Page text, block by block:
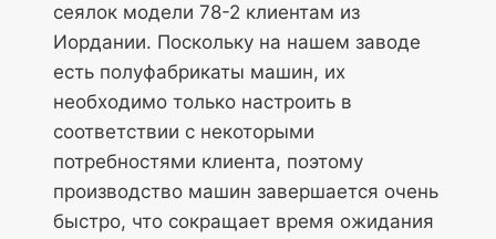
сеялок модели 78-2 клиентам из
Иордании. Поскольку на нашем заводе
есть полуфабрикаты машин, их
необходимо только настроить в
соответствии с некоторыми
потребностями клиента, поэтому
производство машин завершается очень
быстро, что сокращает время ожидания